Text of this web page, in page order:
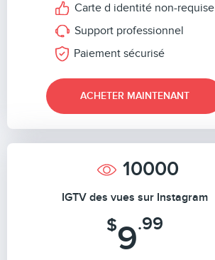
Carte d identité non-requise
Support professionnel
Paiement sécurisé
ACHETER MAINTENANT
10000
IGTV des vues sur Instagram
$9.99